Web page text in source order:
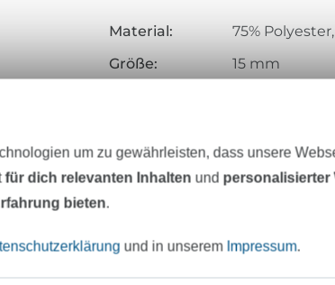
Material:
75%
Größe:
15 mm
Art.Nr.:
40679
um zu gewährleisten, dass unsere
für dich relevanten Inhalten und personalisierter
bieten.
und in unserem Impressum.